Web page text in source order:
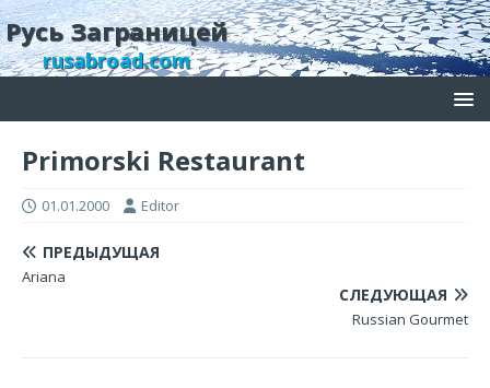
Русь Заграницей
rusabroad.com
Primorski Restaurant
01.01.2000 Editor
ПРЕДЫДУЩАЯ
Ariana
СЛЕДУЮЩАЯ
Russian Gourmet